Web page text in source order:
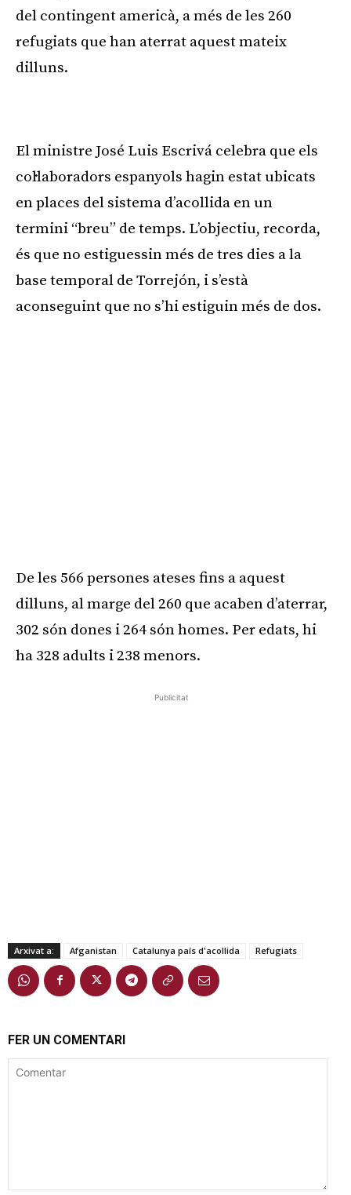
del contingent americà, a més de les 260
refugiats que han aterrat aquest mateix
dilluns.
El ministre José Luis Escrivá celebra que els
col·laboradors espanyols hagin estat ubicats
en places del sistema d’acollida en un
termini “breu” de temps. L’objectiu, recorda,
és que no estiguessin més de tres dies a la
base temporal de Torrejón, i s’està
aconseguint que no s’hi estiguin més de dos.
De les 566 persones ateses fins a aquest
dilluns, al marge del 260 que acaben d’aterrar,
302 són dones i 264 són homes. Per edats, hi
ha 328 adults i 238 menors.
Publicitat
Arxivat a: Afganistan Catalunya país d'acollida Refugiats
FER UN COMENTARI